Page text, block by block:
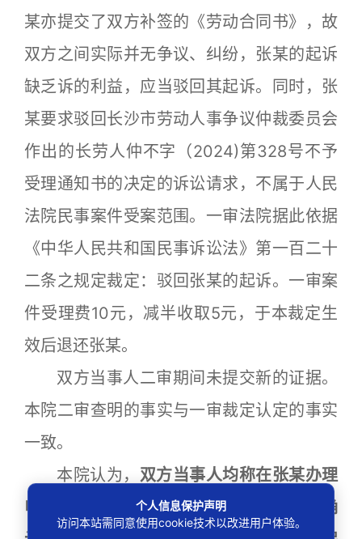
某亦提交了双方补签的《劳动合同书》，故
双方之间实际并无争议、纠纷，张某的起诉
缺乏诉的利益，应当驳回其起诉。同时，张
某要求驳回长沙市劳动人事争议仲裁委员会
作出的长劳人仲不字（2024)第328号不予
受理通知书的决定的诉讼请求，不属于人民
法院民事案件受案范围。一审法院据此依据
《中华人民共和国民事诉讼法》第一百二十
二条之规定裁定：驳回张某的起诉。一审案
件受理费10元，减半收取5元，于本裁定生
效后退还张某。
双方当事人二审期间未提交新的证据。
本院二审查明的事实与一审裁定认定的事实
一致。
本院认为， 双方当事人均称在张某办理
申领养老保险待遇时社保机构要求其出示确
个人信息保护声明
访问本站需同意使用cookie技术以改进用户体验。